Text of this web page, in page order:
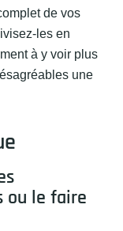
de vos
les en
à y voir plus
une
ou le faire